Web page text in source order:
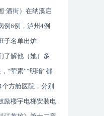
·酒街）在纳溪启
例6例，泸州4例
子名单出炉
了解他（她）多
“荤素”“明暗”都
方舱医院，分别
励楼宇电梯安装电